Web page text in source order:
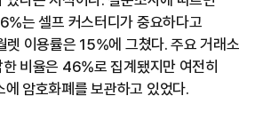
는 셀프 커스터디가 중요하다고
렛 이용률은 15%에 그쳤다. 주요 거래소
비율은 46%로 집계됐지만 여전히
암호화폐를 보관하고 있었다.